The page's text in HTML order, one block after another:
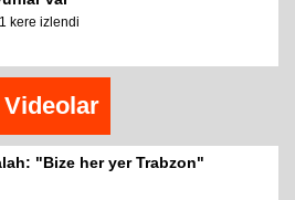
kere izlendi
Videolar
"Bize her yer Trabzon"